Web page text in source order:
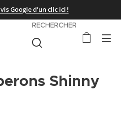
Google d'un clic ici !
RECHERCHER
Shinny